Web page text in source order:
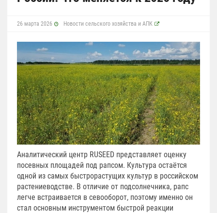
26 марта 2026 Новости сельского хозяйства и АПК
Аналитический центр RUSEED представляет оценку
посевных площадей под рапсом. Культура остаётся
одной из самых быстрорастущих культур в российском
растениеводстве. В отличие от подсолнечника, рапс
легче встраивается в севооборот, поэтому именно он
стал основным инструментом быстрой реакции